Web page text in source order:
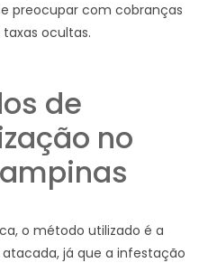
preocupar com cobranças
ocultas.
de
no
o método utilizado é a
já que a infestação